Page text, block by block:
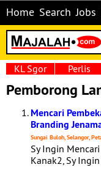
Home Search Jobs
KL Sgor Perlis
Pemborong
Mencari
Branding
Sungai Buloh, Selangor,
Sy Ingin
Kanak2, Sy